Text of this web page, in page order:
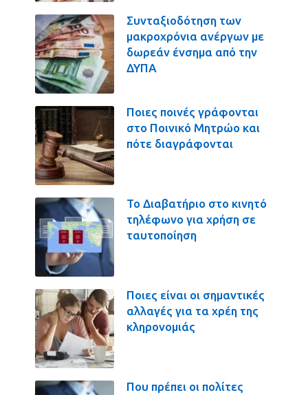
Συνταξιοδότηση των
μακροχρόνια ανέργων με
δωρεάν ένσημα από την
ΔΥΠΑ
Ποιες ποινές γράφονται
στο Ποινικό Μητρώο και
πότε διαγράφονται
Το Διαβατήριο στο κινητό
τηλέφωνο για χρήση σε
ταυτοποίηση
Ποιες είναι οι σημαντικές
αλλαγές για τα χρέη της
κληρονομιάς
Που πρέπει οι πολίτες